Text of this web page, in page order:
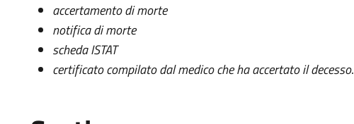
accertamento di morte
notifica di morte
scheda ISTAT
certificato compilato dal medico che ha accertato il decesso.